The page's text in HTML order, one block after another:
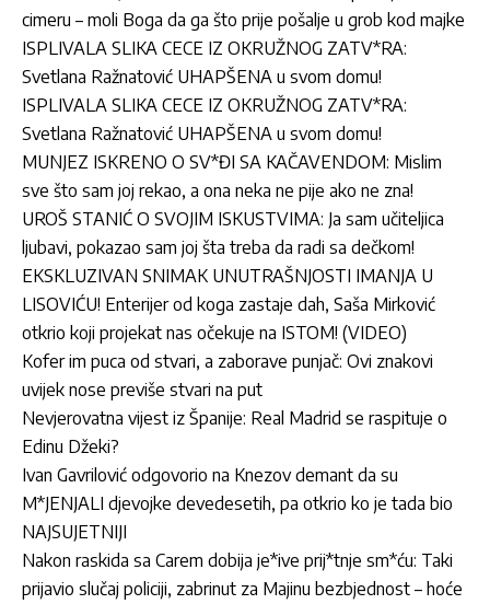
cimeru – moli Boga da ga što prije pošalje u grob kod majke
ISPLIVALA SLIKA CECE IZ OKRUŽNOG ZATV*RA:
Svetlana Ražnatović UHAPŠENA u svom domu!
ISPLIVALA SLIKA CECE IZ OKRUŽNOG ZATV*RA:
Svetlana Ražnatović UHAPŠENA u svom domu!
MUNJEZ ISKRENO O SV*ĐI SA KAČAVENDOM: Mislim
sve što sam joj rekao, a ona neka ne pije ako ne zna!
UROŠ STANIĆ O SVOJIM ISKUSTVIMA: Ja sam učiteljica
ljubavi, pokazao sam joj šta treba da radi sa dečkom!
EKSKLUZIVAN SNIMAK UNUTRAŠNJOSTI IMANJA U
LISOVIĆU! Enterijer od koga zastaje dah, Saša Mirković
otkrio koji projekat nas očekuje na ISTOM! (VIDEO)
Kofer im puca od stvari, a zaborave punjač: Ovi znakovi
uvijek nose previše stvari na put
Nevjerovatna vijest iz Španije: Real Madrid se raspituje o
Edinu Džeki?
Ivan Gavrilović odgovorio na Knezov demant da su
M*JENJALI djevojke devedesetih, pa otkrio ko je tada bio
NAJSUJETNIJI
Nakon raskida sa Carem dobija je*ive prij*tnje sm*ću: Taki
prijavio slučaj policiji, zabrinut za Majinu bezbjednost – hoće